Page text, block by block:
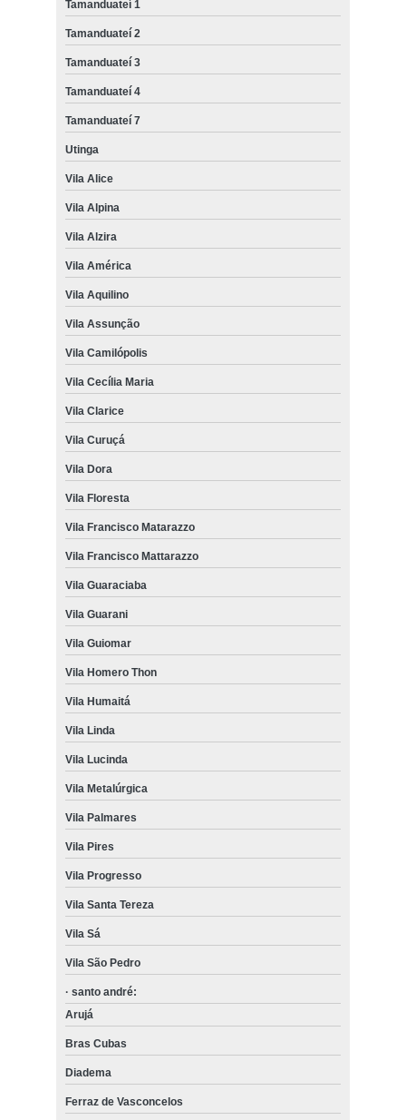
Tamanduateí 1
Tamanduateí 2
Tamanduateí 3
Tamanduateí 4
Tamanduateí 7
Utinga
Vila Alice
Vila Alpina
Vila Alzira
Vila América
Vila Aquilino
Vila Assunção
Vila Camilópolis
Vila Cecília Maria
Vila Clarice
Vila Curuçá
Vila Dora
Vila Floresta
Vila Francisco Matarazzo
Vila Francisco Mattarazzo
Vila Guaraciaba
Vila Guarani
Vila Guiomar
Vila Homero Thon
Vila Humaitá
Vila Linda
Vila Lucinda
Vila Metalúrgica
Vila Palmares
Vila Pires
Vila Progresso
Vila Santa Tereza
Vila Sá
Vila São Pedro
· santo andré:
Arujá
Bras Cubas
Diadema
Ferraz de Vasconcelos